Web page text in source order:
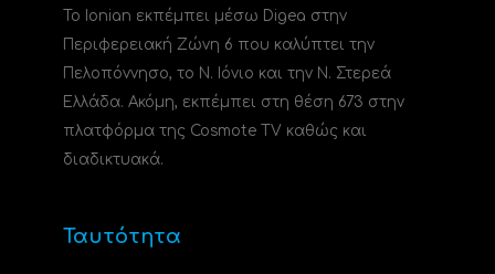
Το Ionian εκπέμπει μέσω Digea στην
Περιφερειακή Ζώνη 6 που καλύπτει την
Πελοπόννησο, το N. Ιόνιο και την Ν. Στερεά
Ελλάδα. Ακόμη, εκπέμπει στη θέση 673 στην
πλατφόρμα της Cosmote TV καθώς και
διαδικτυακά.
Ταυτότητα